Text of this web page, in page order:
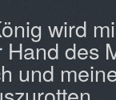
wird
des
und